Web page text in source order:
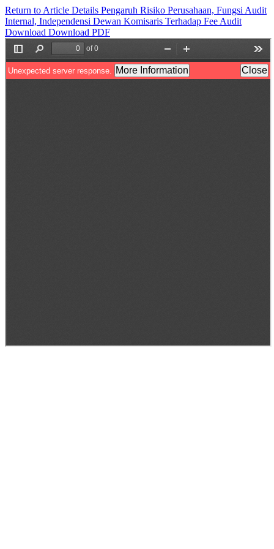
Return to Article Details Pengaruh Risiko Perusahaan, Fungsi Audit
Internal, Independensi Dewan Komisaris Terhadap Fee Audit
Download Download PDF